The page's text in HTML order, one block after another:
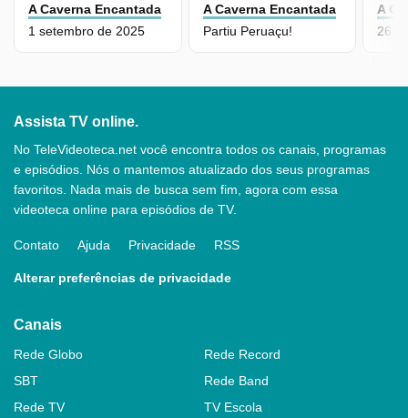
A Caverna Encantada
1 setembro de 2025
A Caverna Encantada
Partiu Peruaçu!
A
26
Assista TV online.
No TeleVideoteca.net você encontra todos os canais, programas
e episódios. Nós o mantemos atualizado dos seus programas
favoritos. Nada mais de busca sem fim, agora com essa
videoteca online para episódios de TV.
Contato Ajuda Privacidade RSS
Alterar preferências de privacidade
Canais
Rede Globo
Rede Record
SBT
Rede Band
Rede TV
TV Escola